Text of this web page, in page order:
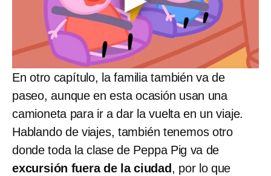
En otro capítulo, la familia también va de
paseo, aunque en esta ocasión usan una
camioneta para ir a dar la vuelta en un viaje.
Hablando de viajes, también tenemos otro
donde toda la clase de Peppa Pig va de
excursión fuera de la ciudad, por lo que